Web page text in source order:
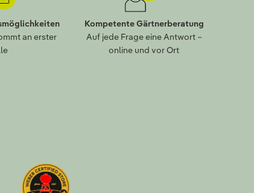
an erster
Kompetente Gärtnerberatung
Auf jede Frage eine Antwort –
online und vor Ort